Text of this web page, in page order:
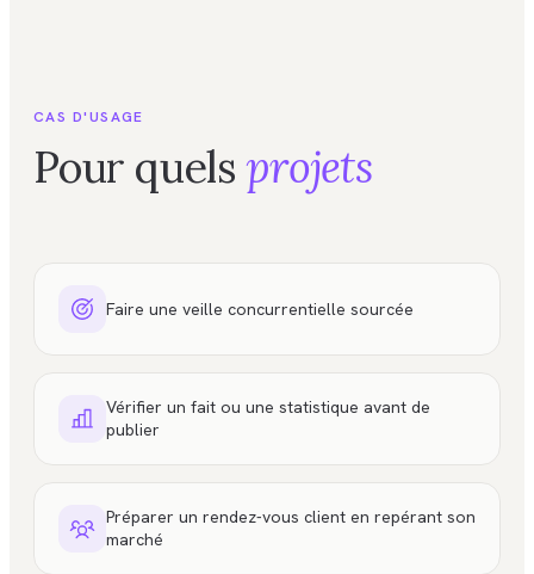
CAS D'USAGE
Pour quelsprojets
Faire une veille concurrentielle sourcée
Vérifier un fait ou une statistique avant de
publier
Préparer un rendez-vous client en repérant son
marché